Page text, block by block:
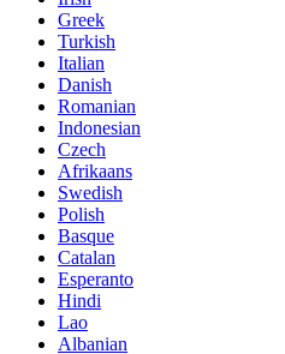
Greek
Turkish
Italian
Danish
Romanian
Indonesian
Czech
Afrikaans
Swedish
Polish
Basque
Catalan
Esperanto
Hindi
Lao
Albanian